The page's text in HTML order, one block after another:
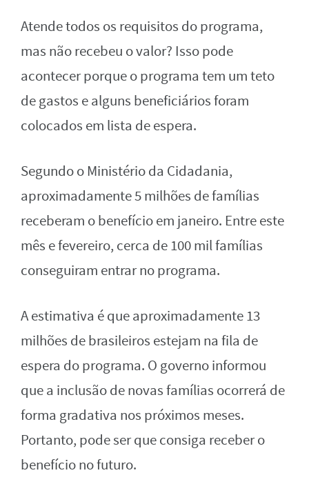
Atende todos os requisitos do programa,
mas não recebeu o valor? Isso pode
acontecer porque o programa tem um teto
de gastos e alguns beneficiários foram
colocados em lista de espera.
Segundo o Ministério da Cidadania,
aproximadamente 5 milhões de famílias
receberam o benefício em janeiro. Entre este
mês e fevereiro, cerca de 100 mil famílias
conseguiram entrar no programa.
A estimativa é que aproximadamente 13
milhões de brasileiros estejam na fila de
espera do programa. O governo informou
que a inclusão de novas famílias ocorrerá de
forma gradativa nos próximos meses.
Portanto, pode ser que consiga receber o
benefício no futuro.